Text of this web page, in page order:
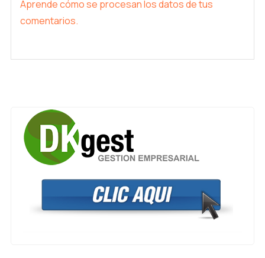
Aprende cómo se procesan los datos de tus
comentarios.